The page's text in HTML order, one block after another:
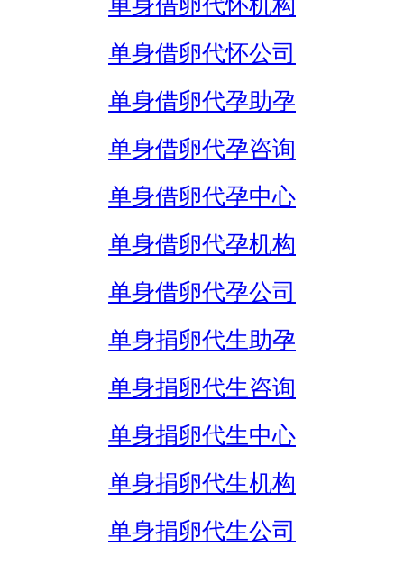
单身借卵代怀机构
单身借卵代怀公司
单身借卵代孕助孕
单身借卵代孕咨询
单身借卵代孕中心
单身借卵代孕机构
单身借卵代孕公司
单身捐卵代生助孕
单身捐卵代生咨询
单身捐卵代生中心
单身捐卵代生机构
单身捐卵代生公司